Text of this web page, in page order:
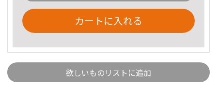
カートに入れる
欲しいものリストに追加